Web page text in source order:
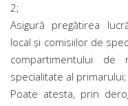
2;
Asigură pregătirea
local şi comisiilor de
compartimentului
specialitate al primarului;
Poate atesta, prin